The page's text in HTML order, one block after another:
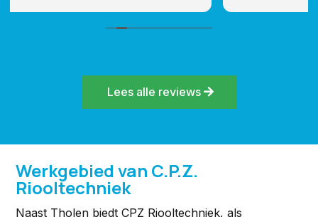
Lees alle reviews
Werkgebied van C.P.Z.
Riooltechniek
Naast Tholen biedt CPZ Riooltechniek, als